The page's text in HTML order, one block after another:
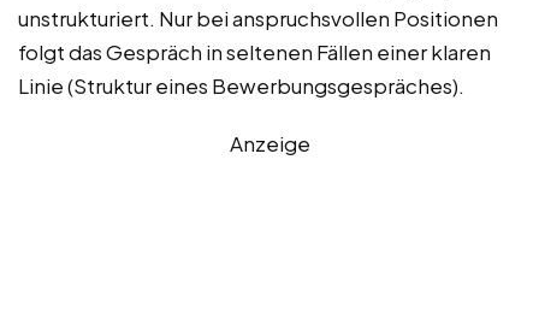
unstrukturiert. Nur bei anspruchsvollen Positionen
folgt das Gespräch in seltenen Fällen einer klaren
Linie (Struktur eines Bewerbungsgespräches).
Anzeige